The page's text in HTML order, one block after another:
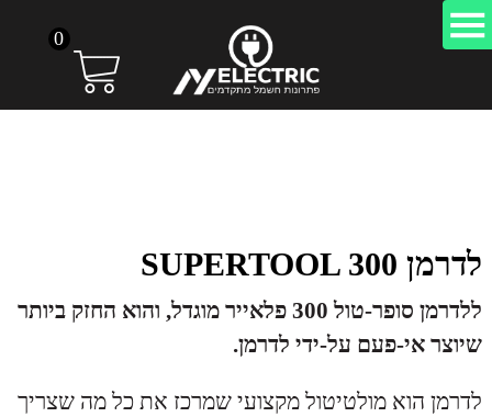
0
לדרמן SUPERTOOL 300
ללדרמן סופר-טול 300 פלאייר מוגדל, והוא החזק ביותר
שיוצר אי-פעם על-ידי לדרמן.
לדרמן הוא מולטיטול מקצועי שמרכז את כל מה שצריך